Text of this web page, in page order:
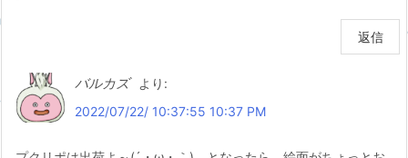
返信
バルカズ
より:
2022/07/22/ 10:37:55 10:37 PM